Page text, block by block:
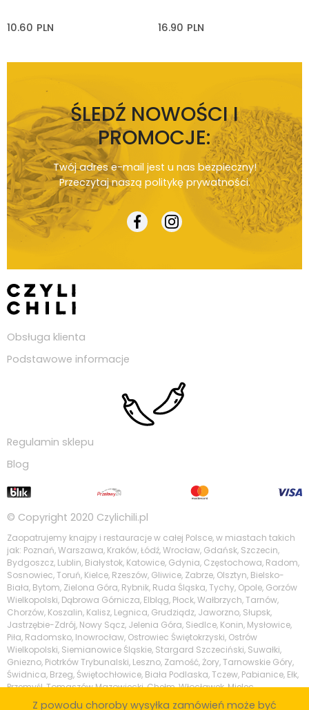
10.60 PLN 16.90 PLN
ŚLEDŹ NOWOŚCI I
PROMOCJE:
Twój adres e-mail jest u nas bezpieczny!
Przeczytaj naszą politykę prywatności.
Obsługa klienta
Podstawowe informacje
Regulamin sklepu
Blog
© Copyright 2020 Czylichili.pl
Zaopatrujemy knajpy i restauracje w całej Polsce, w miastach takich
jak: Poznań, Warszawa, Kraków, Łódź, Wrocław, Gdańsk, Szczecin,
Bydgoszcz, Lublin, Białystok, Katowice, Gdynia, Częstochowa, Radom,
Sosnowiec, Toruń, Kielce, Rzeszów, Gliwice, Zabrze, Olsztyn, Bielsko-
Biała, Bytom, Zielona Góra, Rybnik, Ruda Śląska, Tychy, Opole, Gorzów
Wielkopolski, Dąbrowa Górnicza, Elbląg, Płock, Wałbrzych, Tarnów,
Chorzów, Koszalin, Kalisz, Legnica, Grudziądz, Jaworzno, Słupsk,
Jastrzębie-Zdrój, Nowy Sącz, Jelenia Góra, Siedlce, Konin, Mysłowice,
Piła, Radomsko, Inowrocław, Ostrowiec Świętokrzyski, Ostrów
Wielkopolski, Siemianowice Śląskie, Stargard Szczeciński, Suwałki,
Gniezno, Piotrków Trybunalski, Leszno, Zamość, Żory, Tarnowskie Góry,
Świdnica, Brzeg, Świętochłowice, Biała Podlaska, Tczew, Pabianice, Ełk,
Przemyśl, Tomaszów Mazowiecki, Chełm, Włocławek, Mielec,
Tarnobrzeg, Krosno, Kędzierzyn-Koźle, Piaseczno, Zgierz, Wodzisław
Z powodu choroby wysyłka zamówień może być